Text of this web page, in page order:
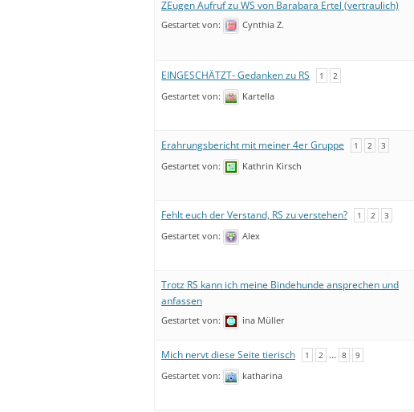
RS – WAS IST DAS?
ZEugen Aufruf zu WS von Barabara Ertel (vertraulich)
Gestartet von: Cynthia Z.
EINGESCHÄTZT- Gedanken zu RS 1 2
Gestartet von: Kartella
Erahrungsbericht mit meiner 4er Gruppe 1 2 3
Gestartet von: Kathrin Kirsch
Fehlt euch der Verstand, RS zu verstehen? 1 2 3
Gestartet von: Alex
Trotz RS kann ich meine Bindehunde ansprechen und
anfassen
Gestartet von: ina Müller
Mich nervt diese Seite tierisch 1 2 … 8 9
Gestartet von: katharina